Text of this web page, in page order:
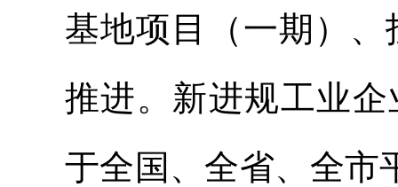
基地项目（一期）
推进。新进规工业
于全国、全省、全市